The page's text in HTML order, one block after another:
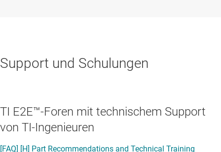
Support und Schulungen
TI E2E™-Foren mit technischem Support
von TI-Ingenieuren